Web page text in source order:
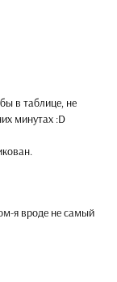
в таблице, не
минутах :D
я вроде не самый